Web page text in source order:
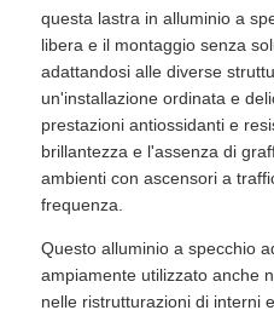
questa lastra in alluminio a
libera e il montaggio senza
adattandosi alle diverse
un'installazione ordinata e
prestazioni antiossidanti e
brillantezza e l'assenza di
ambienti con ascensori a
frequenza.
Questo alluminio a specchio
ampiamente utilizzato anche
nelle ristrutturazioni di interni